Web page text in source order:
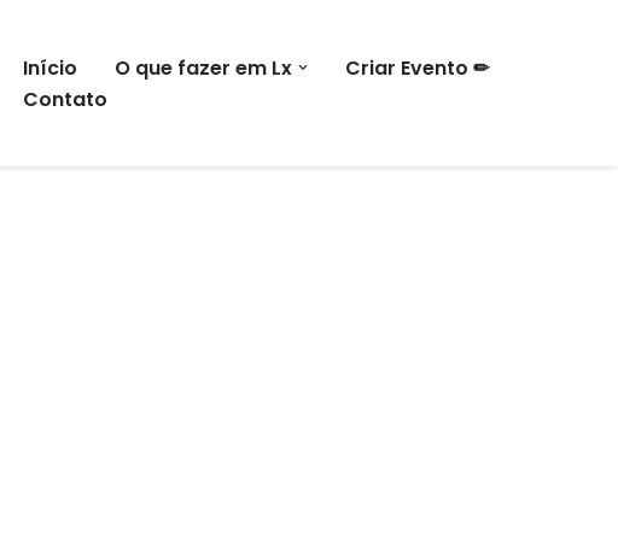
Início O que fazer em Lx
Criar Evento ✏
Contato